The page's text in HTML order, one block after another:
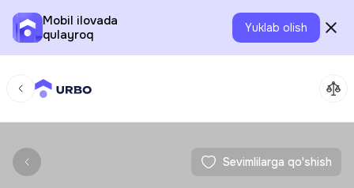
Mobil ilovada
qulayroq
Yuklab olish
Sevimlilarga qo'shish